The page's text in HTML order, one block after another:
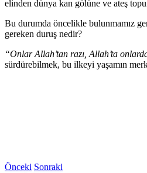
elinden dünya kan gölüne ve ateş
Bu durumda öncelikle bulunmamız
gereken duruş nedir?
“Onlar Allah’tan razı, Allah’ta
sürdürebilmek, bu ilkeyi yaşamın
Önceki Sonraki